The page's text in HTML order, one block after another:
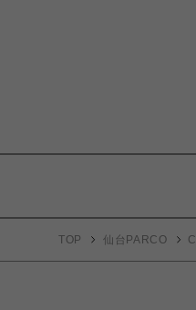
TOP 仙台PARCO